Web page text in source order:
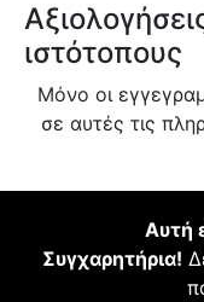
ιστότοπους
Μόνο οι
σε αυτές τις
Αυτή
Συγχαρητήρια!